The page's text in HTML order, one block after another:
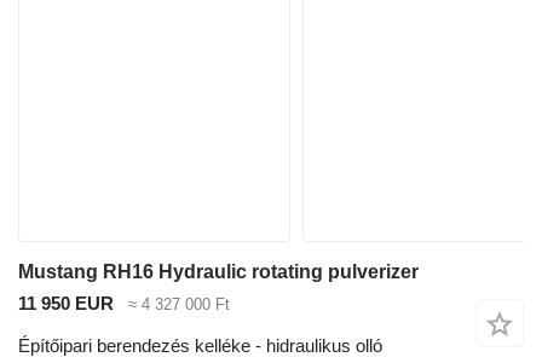
Mustang RH16 Hydraulic rotating pulverizer
11 950 EUR
≈ 4 327 000 Ft
Építőipari berendezés kelléke - hidraulikus olló